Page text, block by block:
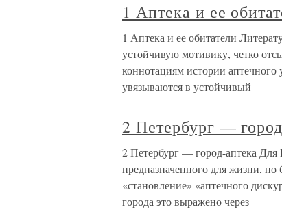
1 Аптека и ее
1 Аптека и ее обитатели
устойчивую мотивику, четко
коннотациям истории
увязываются в устойчивый
2 Петербург —
2 Петербург — город-аптека Для
предназначенного для жизни, но
«становление» «аптечного
города это выражено через